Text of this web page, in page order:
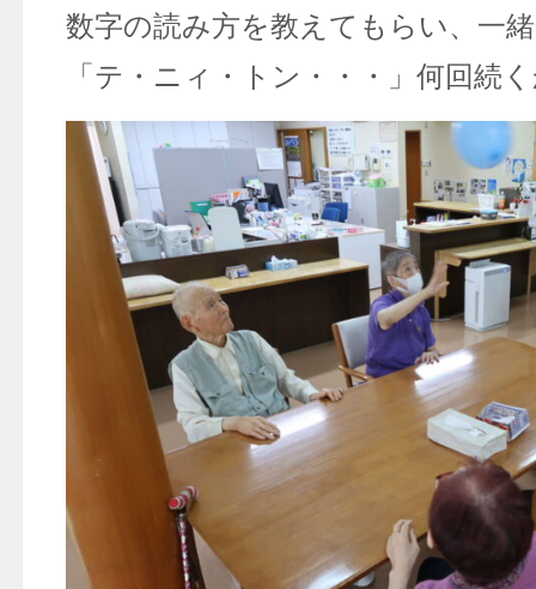
数字の読み方を教えてもらい、一
「テ・ニィ・トン・・・」何回続